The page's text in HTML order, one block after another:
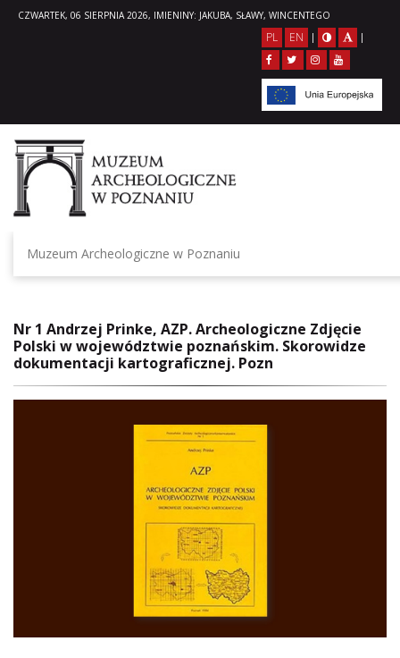
CZWARTEK, 06 SIERPNIA 2026, IMIENINY: JAKUBA, SŁAWY, WINCENTEGO
PL EN | |
Muzeum Archeologiczne w Poznaniu
Nr 1 Andrzej Prinke, AZP. Archeologiczne Zdjęcie
Polski w województwie poznańskim. Skorowidze
dokumentacji kartograficznej. Pozn